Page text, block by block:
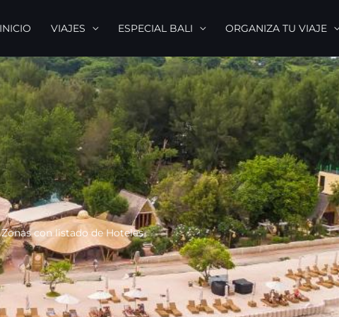
INICIO VIAJES ESPECIAL BALI ORGANIZA TU VIAJE
con listado de Hoteles